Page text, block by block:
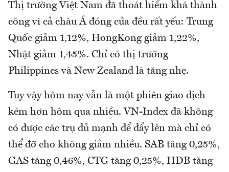
Thị trường Việt Nam đã thoát hiểm khá thành
công vì cả châu Á đóng cửa đều rất yếu: Trung
Quốc giảm 1,12%, HongKong giảm 1,22%,
Nhật giảm 1,45%. Chỉ có thị trường
Philippines và New Zealand là tăng nhẹ.
Tuy vậy hôm nay vẫn là một phiên giao dịch
kém hơn hôm qua nhiều. VN-Index đã không
có được các trụ đủ mạnh để đẩy lên mà chỉ có
thể đỡ cho không giảm nhiều. SAB tăng 0,25%,
GAS tăng 0,46%, CTG tăng 0,25%, HDB tăng